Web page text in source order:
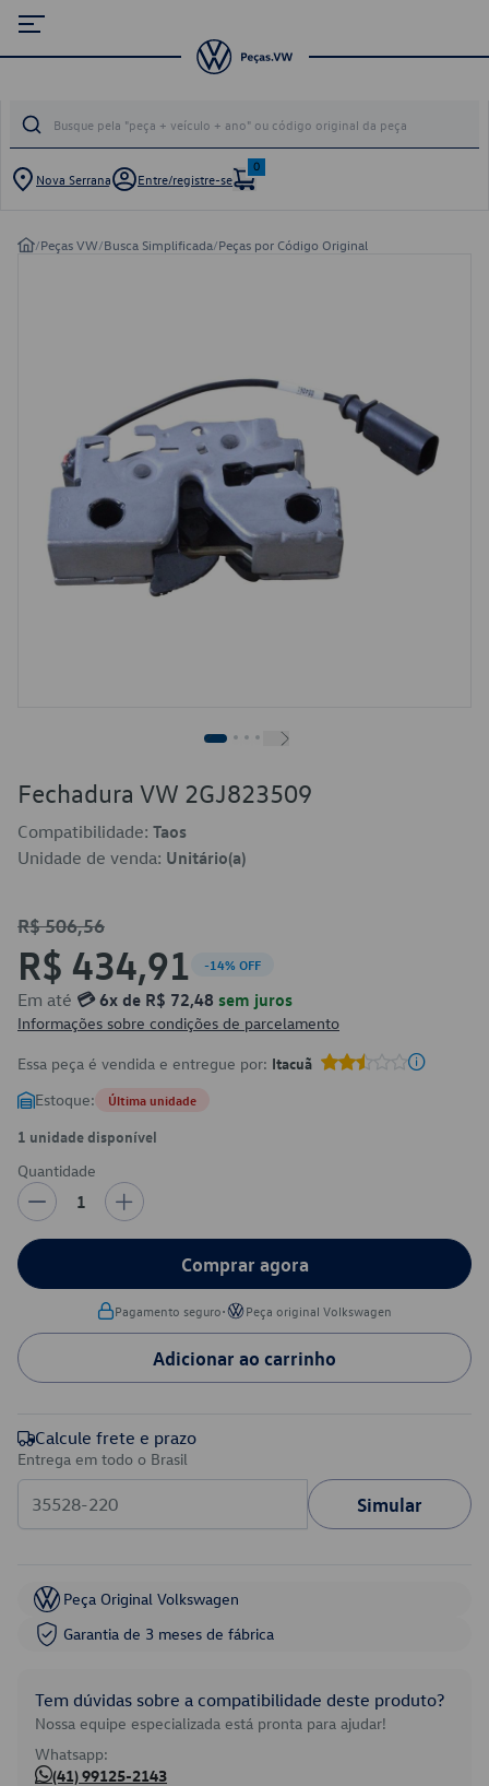
Nova Serrana Entre/registre-se
0
/Peças VW/Busca Simplificada/Peças por Código Original
Fechadura VW 2GJ823509
Compatibilidade: Taos
Unidade de venda: Unitário(a)
R$ 506,56
R$ 434,91 -14% OFF
Em até 💳 6x de R$ 72,48 sem juros
Informações sobre condições de parcelamento
Essa peça é vendida e entregue por: Itacuã
Estoque: Última unidade
1 unidade disponível
Quantidade
1
Comprar agora
Pagamento seguro• Peça original Volkswagen
Adicionar ao carrinho
Calcule frete e prazo
Entrega em todo o Brasil
Simular
Peça Original Volkswagen
Garantia de 3 meses de fábrica
Tem dúvidas sobre a compatibilidade deste produto?
Nossa equipe especializada está pronta para ajudar!
Whatsapp:
(41) 99125-2143